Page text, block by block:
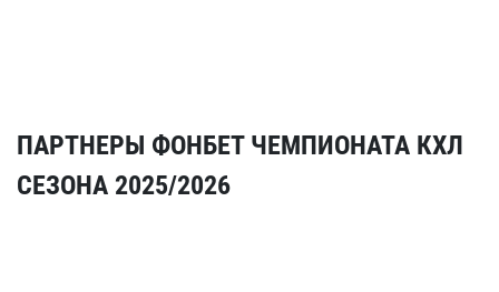
ПАРТНЕРЫ ФОНБЕТ ЧЕМПИОНАТА КХЛ
СЕЗОНА 2025/2026